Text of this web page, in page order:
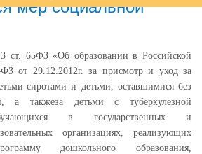
мер социальной
ст. 65ФЗ «Об образовании в Российской
от 29.12.2012г. за присмотр и уход за
сиротами и детьми, оставшимися без
а такжеза детьми с туберкулезной
в государственных и
организациях, реализующих
дошкольного образования,